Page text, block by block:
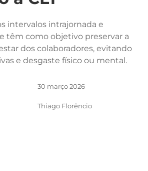
intervalos intrajornada e
têm como objetivo preservar a
dos colaboradores, evitando
e desgaste físico ou mental.
30 março 2026
Thiago Florêncio